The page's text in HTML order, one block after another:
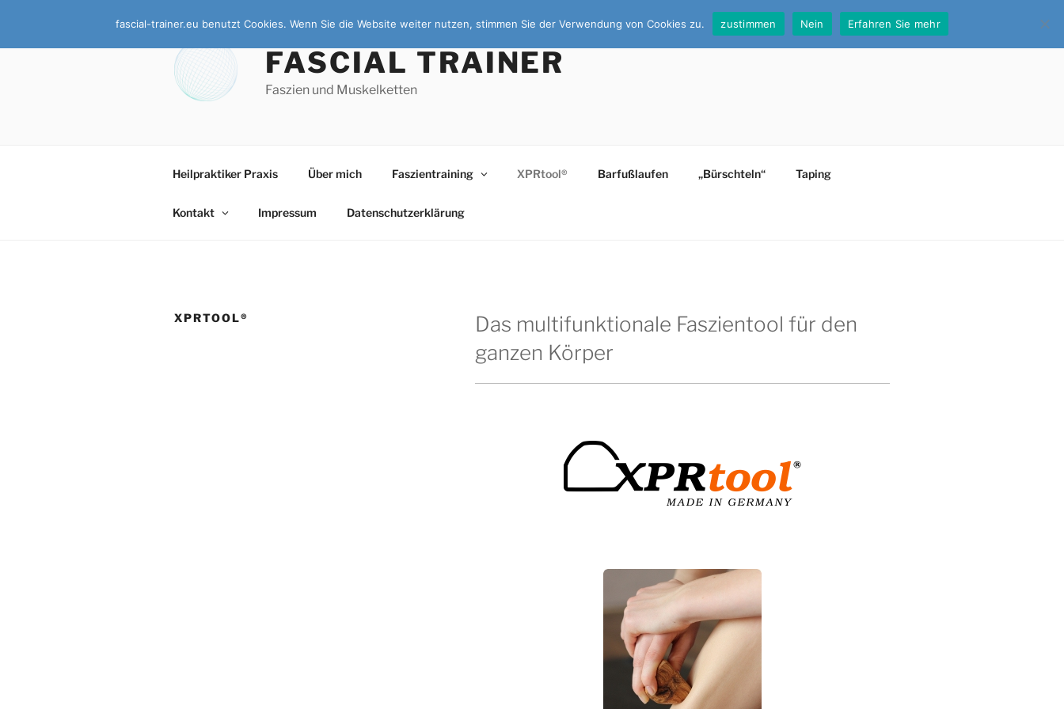
springen
FASCIAL TRAINER
Faszien und Muskelketten
Heilpraktiker Praxis Über mich Faszientraining XPRtool® Barfußlaufen „Bürschteln“ Taping
Kontakt Impressum Datenschutzerklärung
XPRTOOL®
Das multifunktionale Faszientool für den
ganzen Körper
fascial-trainer.eu benutzt Cookies. Wenn Sie die Website weiter nutzen, stimmen Sie der Verwendung von Cookies zu. zustimmen Nein Erfahren Sie mehr